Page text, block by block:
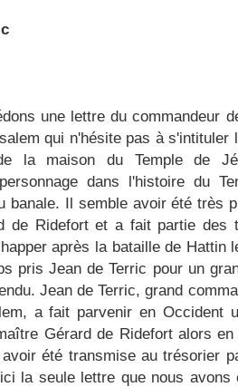
une lettre du commandeur
qui n'hésite pas à s'intituler
la maison du Temple de
dans l'histoire du
banale. Il semble avoir été très
de Ridefort et a fait partie des
après la bataille de Hattin
pris Jean de Terric pour un
Jean de Terric, grand
a fait parvenir en Occident
Gérard de Ridefort alors
été transmise au trésorier
la seule lettre que nous avons